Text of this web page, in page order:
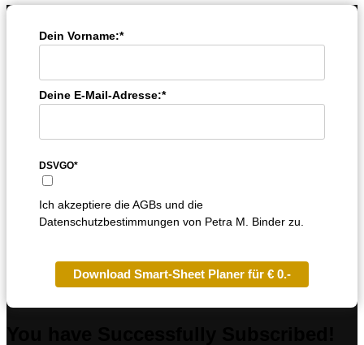
Dein Vorname:*
Deine E-Mail-Adresse:*
DSVGO*
Ich akzeptiere die AGBs und die
Datenschutzbestimmungen von Petra M. Binder zu.
Download Smart-Sheet Planer für € 0.-